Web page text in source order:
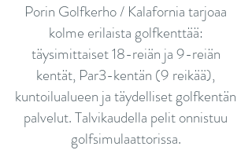
Porin Golfkerho / Kalafornia tarjoaa
kolme erilaista golfkenttää:
täysimittaiset 18-reiän ja 9-reiän
kentät, Par3-kentän (9 reikää),
kuntoilualueen ja täydelliset golfkentän
palvelut. Talvikaudella pelit onnistuu
golfsimulaattorissa.